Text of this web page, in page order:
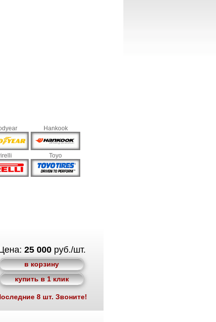
Hankook
Toyo
25 000руб./шт.
в корзину
купить в 1 клик
8 шт. Звоните!